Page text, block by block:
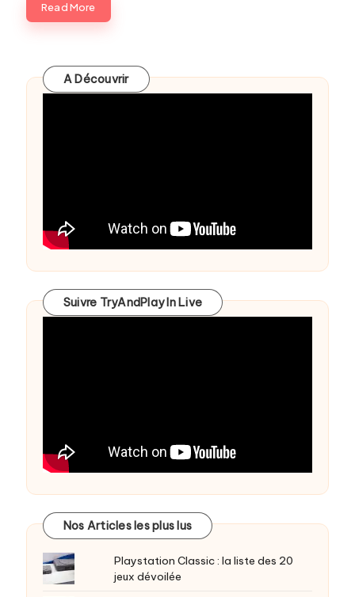
Read More
A Découvrir
Suivre TryAndPlay In Live
Nos Articles les plus lus
Playstation Classic : la liste des 20
jeux dévoilée